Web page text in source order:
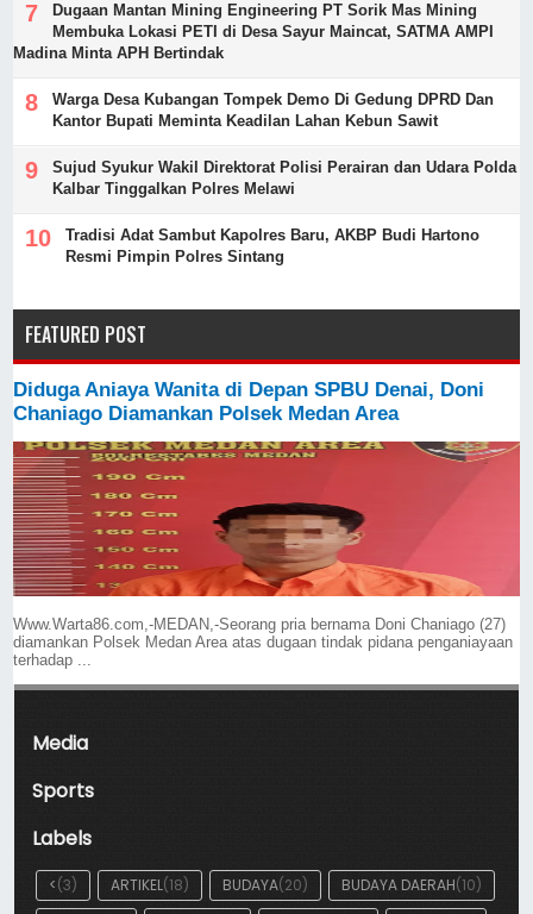
Dugaan Mantan Mining Engineering PT Sorik Mas Mining
Membuka Lokasi PETI di Desa Sayur Maincat, SATMA AMPI
Madina Minta APH Bertindak
Warga Desa Kubangan Tompek Demo Di Gedung DPRD Dan
Kantor Bupati Meminta Keadilan Lahan Kebun Sawit
Sujud Syukur Wakil Direktorat Polisi Perairan dan Udara Polda
Kalbar Tinggalkan Polres Melawi
Tradisi Adat Sambut Kapolres Baru, AKBP Budi Hartono
Resmi Pimpin Polres Sintang
FEATURED POST
Diduga Aniaya Wanita di Depan SPBU Denai, Doni
Chaniago Diamankan Polsek Medan Area
Www.Warta86.com,-MEDAN,-Seorang pria bernama Doni Chaniago (27)
diamankan Polsek Medan Area atas dugaan tindak pidana penganiayaan
terhadap ...
Media
Sports
Labels
<(3) ARTIKEL(18) BUDAYA(20) BUDAYA DAERAH(10)